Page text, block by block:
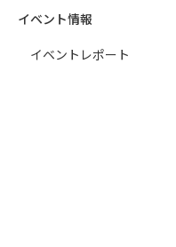
イベント情報
イベントレポート